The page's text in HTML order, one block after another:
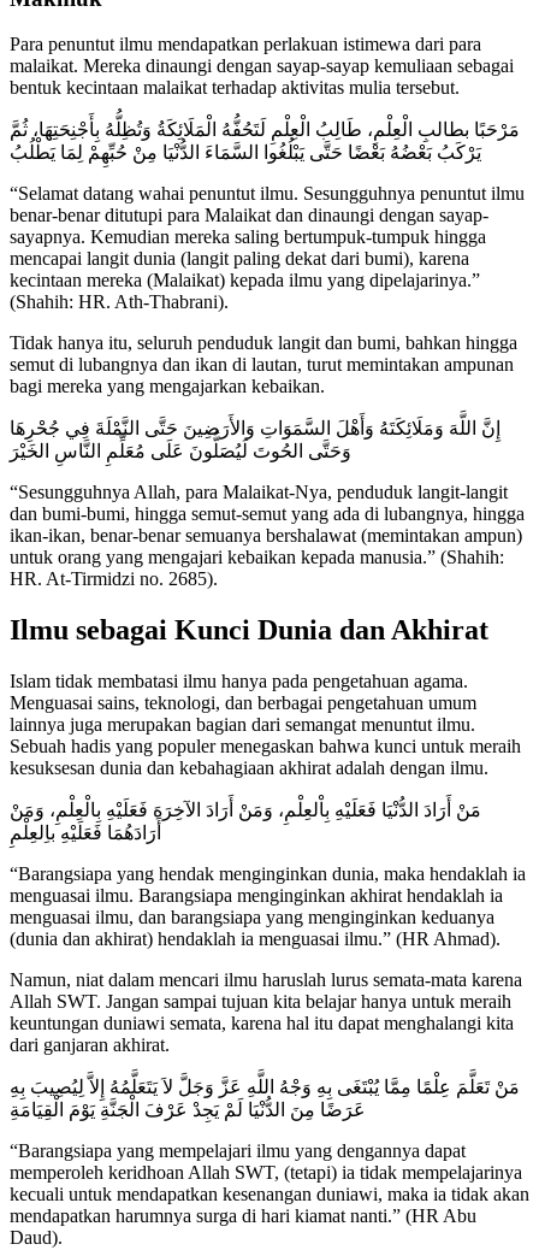
Para penuntut ilmu mendapatkan perlakuan istimewa dari para
malaikat. Mereka dinaungi dengan sayap-sayap kemuliaan sebagai
bentuk kecintaan malaikat terhadap aktivitas mulia tersebut.
مَرْحَبًا بطالبِ الْعِلْمِ، طَالِبُ الْعِلْمِ لَتَحُفُّهُ الْمَلَائِكَةُ وَتُظِلُّهُ بِأَجْنِحَتِهَا، ثُمَّ
يَرْكَبُ بَعْضُهُ بَعْضًا حَتَّى يَبْلُغُوا السَّمَاءَ الدُّنْيَا مِنْ حُبِّهِمْ لِمَا يَطْلُبُ
“Selamat datang wahai penuntut ilmu. Sesungguhnya penuntut ilmu
benar-benar ditutupi para Malaikat dan dinaungi dengan sayap-
sayapnya. Kemudian mereka saling bertumpuk-tumpuk hingga
mencapai langit dunia (langit paling dekat dari bumi), karena
kecintaan mereka (Malaikat) kepada ilmu yang dipelajarinya.”
(Shahih: HR. Ath-Thabrani).
Tidak hanya itu, seluruh penduduk langit dan bumi, bahkan hingga
semut di lubangnya dan ikan di lautan, turut memintakan ampunan
bagi mereka yang mengajarkan kebaikan.
إِنَّ اللَّهَ وَمَلَائِكَتَهُ وَأَهْلَ السَّمَوَاتِ وَالأَرَضِينَ حَتَّى النَّمْلَةَ فِي جُحْرِهَا
وَحَتَّى الحُوتَ لَيُصَلُّونَ عَلَى مُعَلِّمِ النَّاسِ الخَيْرَ
“Sesungguhnya Allah, para Malaikat-Nya, penduduk langit-langit
dan bumi-bumi, hingga semut-semut yang ada di lubangnya, hingga
ikan-ikan, benar-benar semuanya bershalawat (memintakan ampun)
untuk orang yang mengajari kebaikan kepada manusia.” (Shahih:
HR. At-Tirmidzi no. 2685).
Ilmu sebagai Kunci Dunia dan Akhirat
Islam tidak membatasi ilmu hanya pada pengetahuan agama.
Menguasai sains, teknologi, dan berbagai pengetahuan umum
lainnya juga merupakan bagian dari semangat menuntut ilmu.
Sebuah hadis yang populer menegaskan bahwa kunci untuk meraih
kesuksesan dunia dan kebahagiaan akhirat adalah dengan ilmu.
مَنْ أَرَادَ الدُّنْيَا فَعَلَيْهِ بِاْلعِلْمِ، وَمَنْ أَرَادَ الآخِرَهَ فَعَلَيْهِ بِالْعِلْمِ، وَمَنْ
أَرَادَهُمَا فَعَلَيْهِ باِلعِلْمِ
“Barangsiapa yang hendak menginginkan dunia, maka hendaklah ia
menguasai ilmu. Barangsiapa menginginkan akhirat hendaklah ia
menguasai ilmu, dan barangsiapa yang menginginkan keduanya
(dunia dan akhirat) hendaklah ia menguasai ilmu.” (HR Ahmad).
Namun, niat dalam mencari ilmu haruslah lurus semata-mata karena
Allah SWT. Jangan sampai tujuan kita belajar hanya untuk meraih
keuntungan duniawi semata, karena hal itu dapat menghalangi kita
dari ganjaran akhirat.
مَنْ تَعَلَّمَ عِلْمًا مِمَّا يُبْتَغَى بِهِ وَجْهُ اللَّهِ عَزَّ وَجَلَّ لاَ يَتَعَلَّمُهُ إِلاَّ لِيُصِيبَ بِهِ
عَرَضًا مِنَ الدُّنْيَا لَمْ يَجِدْ عَرْفَ الْجَنَّةِ يَوْمَ الْقِيَامَةِ
“Barangsiapa yang mempelajari ilmu yang dengannya dapat
memperoleh keridhoan Allah SWT, (tetapi) ia tidak mempelajarinya
kecuali untuk mendapatkan kesenangan duniawi, maka ia tidak akan
mendapatkan harumnya surga di hari kiamat nanti.” (HR Abu
Daud).